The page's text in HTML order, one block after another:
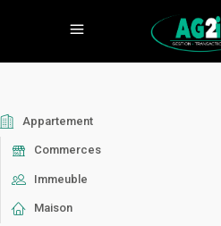
Appartement
Commerces
Immeuble
Maison